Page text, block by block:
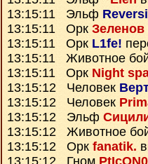
13:15:11 Эльф
13:15:11 Орк Зеленов
13:15:11 Орк L1fe!
13:15:11 Животное
13:15:11 Орк Night
13:15:12 Человек
13:15:12 Человек
13:15:12 Эльф
13:15:12 Животное
13:15:12 Орк fanatik.
13:15:12 Гном